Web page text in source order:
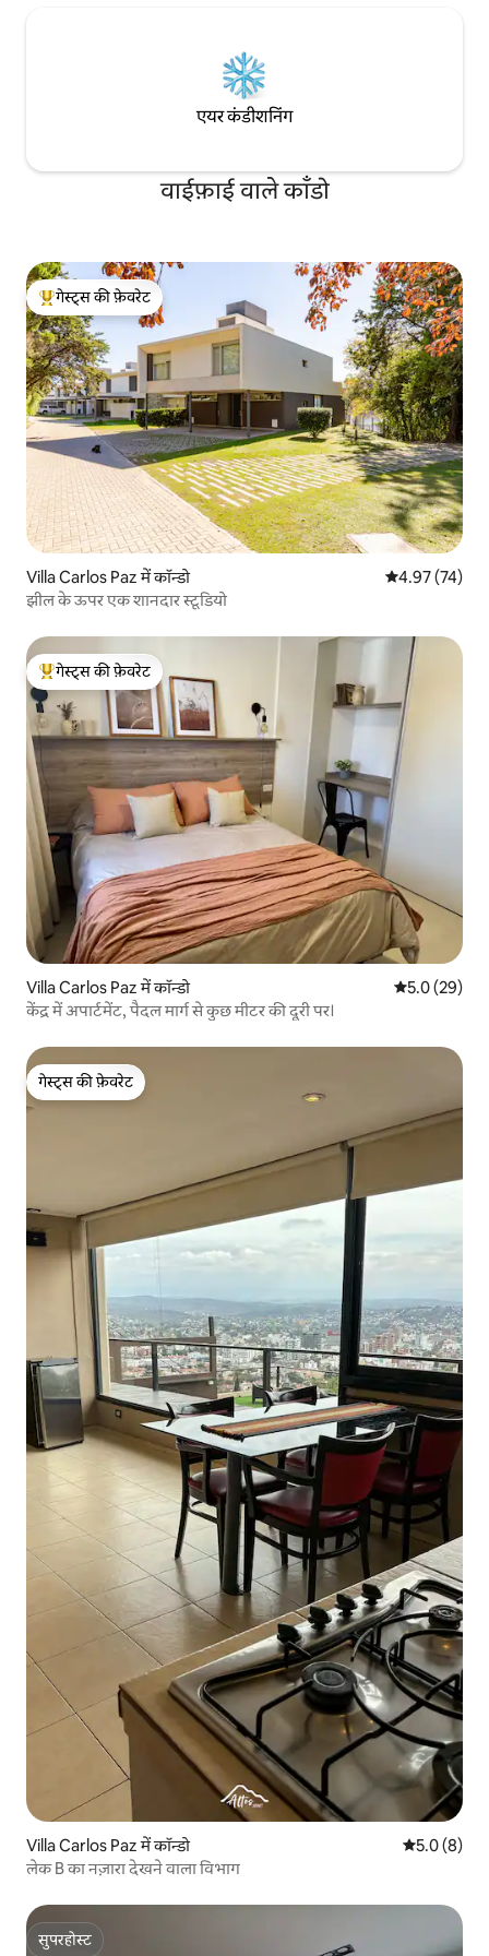
एयर कंडीशनिंग
वाईफ़ाई वाले काँडो
गेस्ट्स का टॉप फ़ेवरेट
गेस्ट्स की फ़ेवरेट
Villa Carlos Paz में कॉन्डो औसत रेटिंग 5 में
4.97 (74)
झील के ऊपर एक शानदार स्टूडियो
गेस्ट्स का टॉप फ़ेवरेट
गेस्ट्स की फ़ेवरेट
Villa Carlos Paz में कॉन्डो औसत रेटिंग 5
5.0 (29)
केंद्र में अपार्टमेंट, पैदल मार्ग से कुछ मीटर की दूरी पर।
गेस्ट्स की फ़ेवरेट
गेस्ट्स की फ़ेवरेट
Villa Carlos Paz में कॉन्डो औसत रेटिंग 5
5.0 (8)
लेक B का नज़ारा देखने वाला विभाग
सुपरहोस्ट